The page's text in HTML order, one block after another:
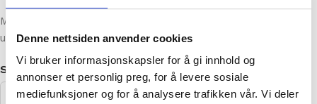
Denne nettsiden anvender cookies
Vi bruker informasjonskapsler for å gi innhold og
annonser et personlig preg, for å levere sosiale
mediefunksjoner og for å analysere trafikken vår. Vi deler
Mer informasjon om genseren og garnpakken finner du
under Produktinfo nedenfor.
STØRRELSE